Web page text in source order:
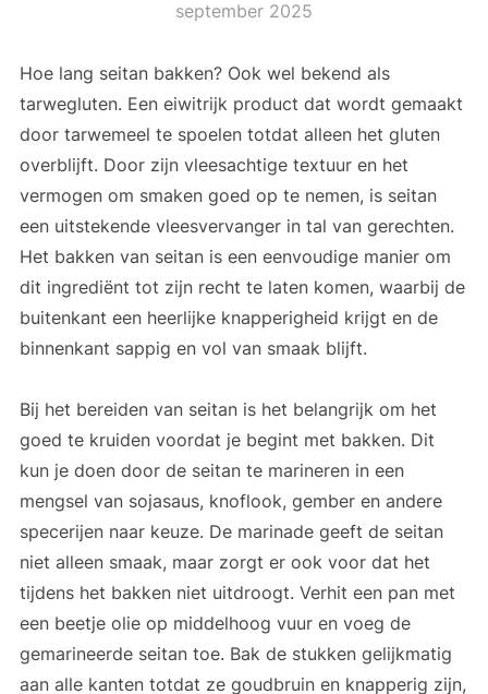
september 2025
Hoe lang seitan bakken? Ook wel bekend als
tarwegluten. Een eiwitrijk product dat wordt gemaakt
door tarwemeel te spoelen totdat alleen het gluten
overblijft. Door zijn vleesachtige textuur en het
vermogen om smaken goed op te nemen, is seitan
een uitstekende vleesvervanger in tal van gerechten.
Het bakken van seitan is een eenvoudige manier om
dit ingrediënt tot zijn recht te laten komen, waarbij de
buitenkant een heerlijke knapperigheid krijgt en de
binnenkant sappig en vol van smaak blijft.
Bij het bereiden van seitan is het belangrijk om het
goed te kruiden voordat je begint met bakken. Dit
kun je doen door de seitan te marineren in een
mengsel van sojasaus, knoflook, gember en andere
specerijen naar keuze. De marinade geeft de seitan
niet alleen smaak, maar zorgt er ook voor dat het
tijdens het bakken niet uitdroogt. Verhit een pan met
een beetje olie op middelhoog vuur en voeg de
gemarineerde seitan toe. Bak de stukken gelijkmatig
aan alle kanten totdat ze goudbruin en knapperig zijn,